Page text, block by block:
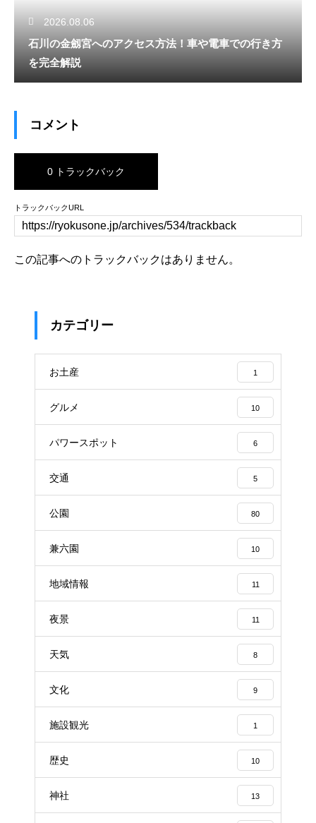
2026.08.06
石川の金劔宮へのアクセス方法！車や電車での行き方
を完全解説
コメント
0 トラックバック
トラックバックURL
この記事へのトラックバックはありません。
カテゴリー
お土産 1
グルメ 10
パワースポット 6
交通 5
公園 80
兼六園 10
地域情報 11
夜景 11
天気 8
文化 9
施設観光 1
歴史 10
神社 13